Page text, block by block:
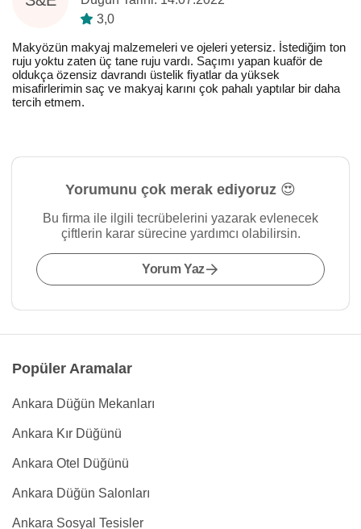
3,0
Makyözün makyaj malzemeleri ve ojeleri yetersiz. İstediğim ton
ruju yoktu zaten üç tane ruju vardı. Saçımı yapan kuaför de
oldukça özensiz davrandı üstelik fiyatlar da yüksek
misafirlerimin saç ve makyaj karını çok pahalı yaptılar bir daha
tercih etmem.
Yorumunu çok merak ediyoruz 😍
Bu firma ile ilgili tecrübelerini yazarak evlenecek
çiftlerin karar sürecine yardımcı olabilirsin.
Yorum Yaz
Popüler Aramalar
Ankara Düğün Mekanları
Ankara Kır Düğünü
Ankara Otel Düğünü
Ankara Düğün Salonları
Ankara Sosyal Tesisler